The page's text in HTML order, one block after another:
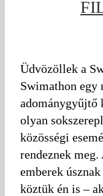
Üdvözöllek a
Swimathon egy
adománygyűjtő
olyan
közösségi
rendeznek
emberek
köztük én is –